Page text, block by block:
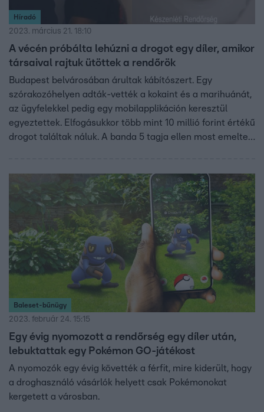
Híradó
2023. március 21. 18:10
A vécén próbálta lehúzni a drogot egy díler, amikor
társaival rajtuk ütöttek a rendőrök
Budapest belvárosában árultak kábítószert. Egy
szórakozóhelyen adták-vették a kokaint és a marihuánát,
az ügyfelekkel pedig egy mobilapplikáción keresztül
egyeztettek. Elfogásukkor több mint 10 millió forint értékű
drogot találtak náluk. A banda 5 tagja ellen most emeltek
Baleset-bűnügy
2023. február 24. 15:15
Egy évig nyomozott a rendőrség egy díler után,
lebuktattak egy Pokémon GO-játékost
A nyomozók egy évig követték a férfit, mire kiderült, hogy
a droghasználó vásárlók helyett csak Pokémonokat
kergetett a városban.